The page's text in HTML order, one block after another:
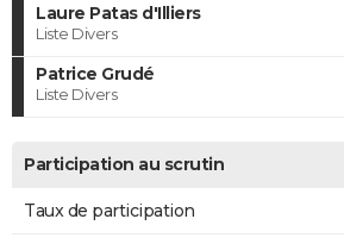
Laure Patas d'Illiers
Liste Divers
Patrice Grudé
Liste Divers
Participation au scrutin
Taux de participation